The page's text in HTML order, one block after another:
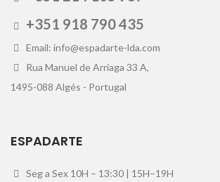
+351 918 790 435
Email: info@espadarte-lda.com
Rua Manuel de Arriaga 33 A,
1495-088 Algés - Portugal
ESPADARTE
Seg a Sex 10H – 13:30 | 15H–19H